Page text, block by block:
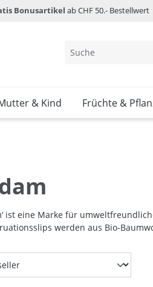
Bonusartikel ab CHF 50.- Bestellwert
& Kind Früchte &
ist eine Marke für
werden aus Bio-